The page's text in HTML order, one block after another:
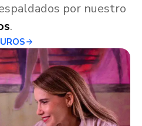
por nuestro
.